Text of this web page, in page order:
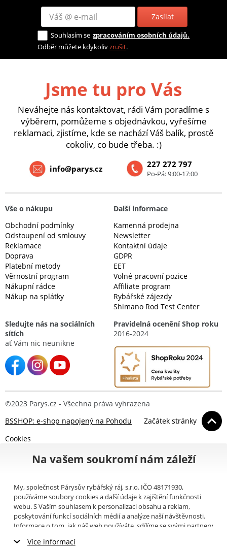
Zasílat
Souhlasím se zpracováním osobních údajů.
Odběr můžete kdykolivzrušit.
Jsme tu pro Vás
Neváhejte nás kontaktovat, rádi Vám poradíme s
výběrem, pomůžeme s objednávkou, vyřešíme
reklamaci, zjistíme, kde se nachází Váš balík, prostě
cokoliv, co bude třeba. :)
227 272 797
Po-Pá: 9:00-17:00
info@parys.cz
Vše o nákupu
Obchodní podmínky
Odstoupení od smlouvy
Reklamace
Doprava
Platební metody
Věrnostní program
Nákupní rádce
Nákup na splátky
Další informace
Kamenná prodejna
Newsletter
Kontaktní údaje
GDPR
EET
Volné pracovní pozice
Affiliate program
Rybářské zájezdy
Shimano Rod Test Center
Sledujte nás na sociálních
sítích
ať Vám nic neunikne
Pravidelná ocenění Shop roku
2016-2024
©2023 Parys.cz - Všechna práva vyhrazena
BSSHOP: e-shop napojený na Pohodu
Začátek stránky
Cookies
Na vašem soukromí nám záleží
My, společnost Párysův rybářský ráj, s.r.o. IČO 48171930,
používáme soubory cookies a další údaje k zajištění funkčnosti
webu. S Vaším souhlasem k personalizaci obsahu a reklam,
poskytování funkcí sociálních médií a analýze naší návštěvnosti.
Informace o tom, jak náš web používáte, sdílíme se svými partnery
můžete přečíst, jak tyto informace Google používá. Partneři tyto
Více informací